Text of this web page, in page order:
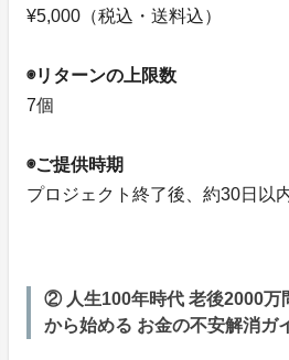
¥5,000（税込・送料込）
◉リターンの上限数
7個
◉ご提供時期
プロジェクト終了後、約30日以
② 人生100年時代 老後2000万
から始める お金の不安解消ガ